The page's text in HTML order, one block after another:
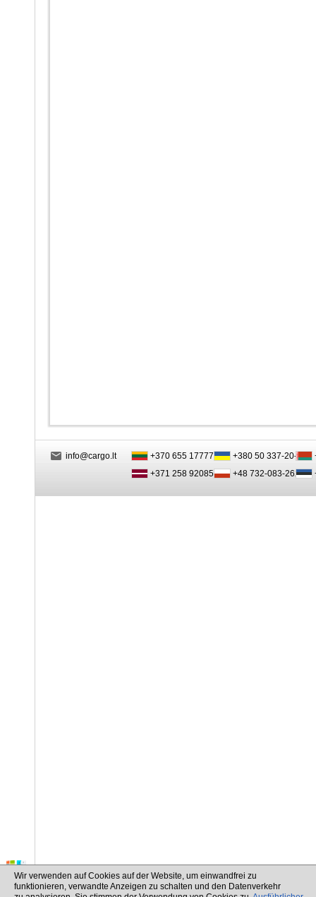
info@cargo.lt
+370 655 17777
+371 258 92085
+380 50 337-20-47
+48 732-083-262
Wir verwenden auf Cookies auf der Website, um einwandfrei zu
funktionieren, verwandte Anzeigen zu schalten und den Datenverkehr